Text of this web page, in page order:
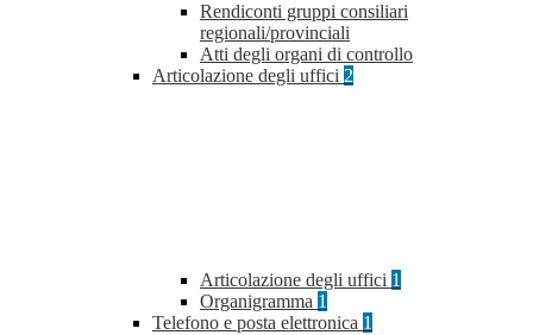
Rendiconti gruppi consiliari
regionali/provinciali
Atti degli organi di controllo
Articolazione degli uffici 2
Articolazione degli uffici 1
Organigramma 1
Telefono e posta elettronica 1